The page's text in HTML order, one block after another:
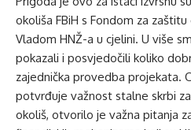
okoliša FBiH s Fondom za
Vladom HNŽ-a u cjelini. U više
pokazali i posvjedočili koliko
zajednička provedba projekata.
potvrđuje važnost stalne skrbi
okoliš, otvorilo je važna pitanja